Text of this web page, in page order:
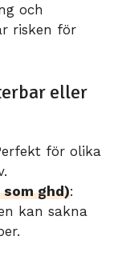
och
risken för
eller
för olika
som ghd):
kan sakna